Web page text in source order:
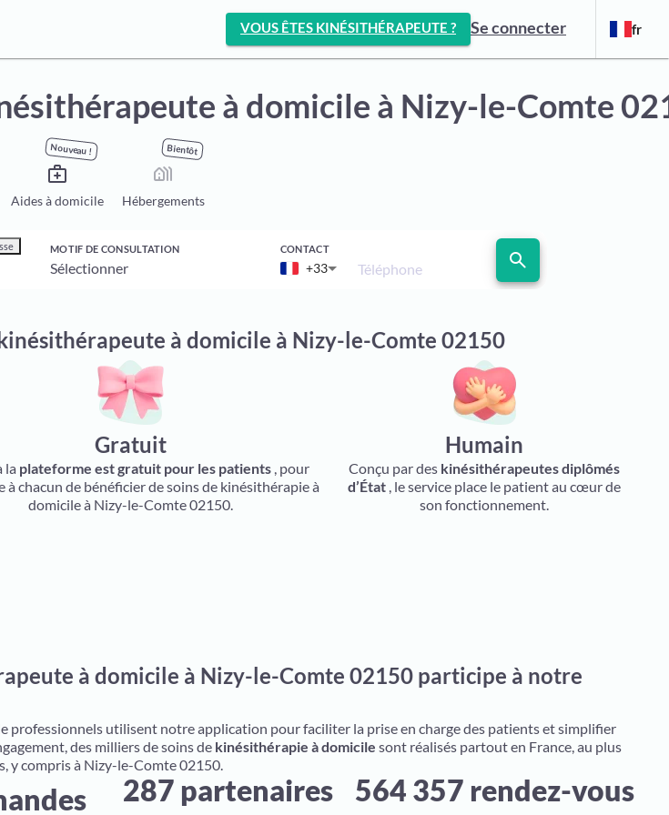
VOUS ÊTES KINÉSITHÉRAPEUTE ? Se connecter fr
à domicile à Nizy-le-Comte
Nouveau !
medical_services
Aides à domicile
Bientôt
holiday_village
Hébergements
MOTIF DE CONSULTATION CONTACT
+33 Téléphone search
à domicile à Nizy-le-Comte 02150
Gratuit
la plateforme est gratuit pour les patients, pour
à chacun de bénéficier de soins de kinésithérapie à
domicile à Nizy-le-Comte 02150.
Humain
Conçu par des kinésithérapeutes diplômés
d’État , le service place le patient au cœur de
son fonctionnement.
à domicile à Nizy-le-Comte 02150 participe à notre
professionnels utilisent notre application pour faciliter la prise en charge des patients et simplifier
des milliers de soins de kinésithérapie à domicile sont réalisés partout en France, au plus
y compris à Nizy-le-Comte 02150.
287 partenaires 564 357 rendez-vous